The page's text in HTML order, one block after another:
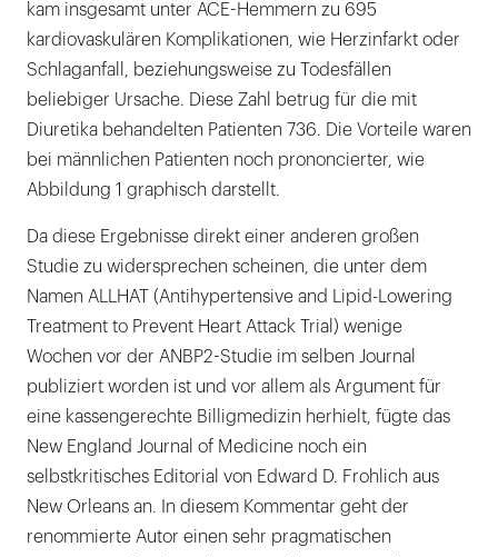
kam insgesamt unter ACE-Hemmern zu 695
kardiovaskulären Komplikationen, wie Herzinfarkt oder
Schlaganfall, beziehungsweise zu Todesfällen
beliebiger Ursache. Diese Zahl betrug für die mit
Diuretika behandelten Patienten 736. Die Vorteile waren
bei männlichen Patienten noch prononcierter, wie
Abbildung 1 graphisch darstellt.
Da diese Ergebnisse direkt einer anderen großen
Studie zu widersprechen scheinen, die unter dem
Namen ALLHAT (Antihypertensive and Lipid-Lowering
Treatment to Prevent Heart Attack Trial) wenige
Wochen vor der ANBP2-Studie im selben Journal
publiziert worden ist und vor allem als Argument für
eine kassengerechte Billigmedizin herhielt, fügte das
New England Journal of Medicine noch ein
selbstkritisches Editorial von Edward D. Frohlich aus
New Orleans an. In diesem Kommentar geht der
renommierte Autor einen sehr pragmatischen